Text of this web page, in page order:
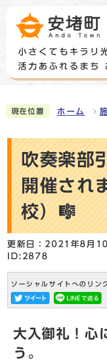
現在位置 ホーム
吹奏楽部
開催され
校）🎼
更新日：2021年8月10
ID:2878
ソーシャルサイトへのリン
大入御礼！心
う。